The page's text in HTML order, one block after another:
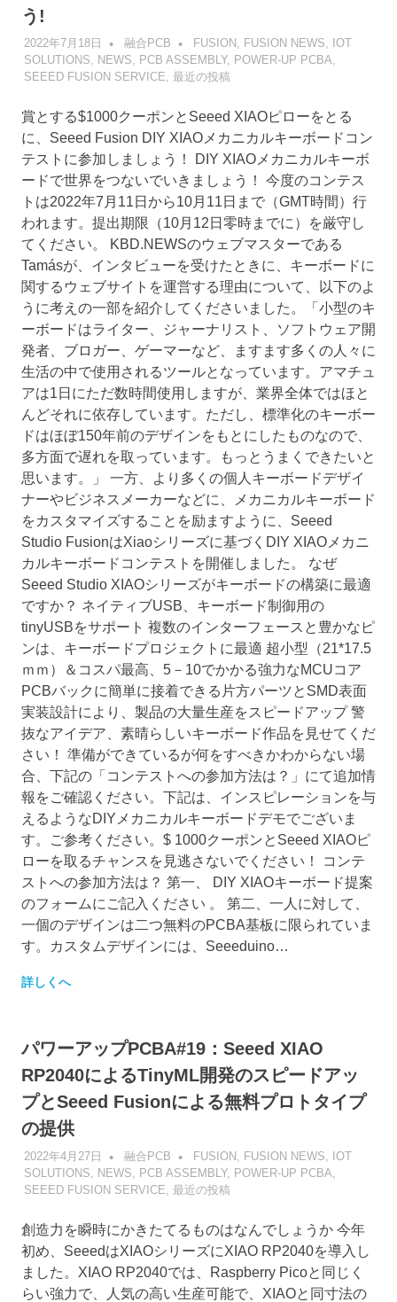
う!
2022年7月18日 融合PCB FUSION , FUSION NEWS, IOT
SOLUTIONS, NEWS, PCB ASSEMBLY, POWER-UP PCBA,
SEEED FUSION SERVICE, 最近の投稿
賞とする$1000クーポンとSeeed XIAOピローをとる
に、Seeed Fusion DIY XIAOメカニカルキーボードコン
テストに参加しましょう！ DIY XIAOメカニカルキーボ
ードで世界をつないでいきましょう！ 今度のコンテス
トは2022年7月11日から10月11日まで（GMT時間）行
われます。提出期限（10月12日零時までに）を厳守し
てください。 KBD.NEWSのウェブマスターである
Tamásが、インタビューを受けたときに、キーボードに
関するウェブサイトを運営する理由について、以下のよ
うに考えの一部を紹介してくださいました。「小型のキ
ーボードはライター、ジャーナリスト、ソフトウェア開
発者、ブロガー、ゲーマーなど、ますます多くの人々に
生活の中で使用されるツールとなっています。アマチュ
アは1日にただ数時間使用しますが、業界全体ではほと
んどそれに依存しています。ただし、標準化のキーボー
ドはほぼ150年前のデザインをもとにしたものなので、
多方面で遅れを取っています。もっとうまくできたいと
思います。」 一方、より多くの個人キーボードデザイ
ナーやビジネスメーカーなどに、メカニカルキーボード
をカスタマイズすることを励ますように、Seeed
Studio FusionはXiaoシリーズに基づくDIY XIAOメカニ
カルキーボードコンテストを開催しました。 なぜ
Seeed Studio XIAOシリーズがキーボードの構築に最適
ですか？ ネイティブUSB、キーボード制御用の
tinyUSBをサポート 複数のインターフェースと豊かなピ
ンは、キーボードプロジェクトに最適 超小型（21*17.5
ｍｍ）＆コスパ最高、5－10でかかる強力なMCUコア
PCBバックに簡単に接着できる片方パーツとSMD表面
実装設計により、製品の大量生産をスピードアップ 警
抜なアイデア、素晴らしいキーボード作品を見せてくだ
さい！ 準備ができているが何をすべきかわからない場
合、下記の「コンテストへの参加方法は？」にて追加情
報をご確認ください。下記は、インスピレーションを与
えるようなDIYメカニカルキーボードデモでございま
す。ご参考ください。$ 1000クーポンとSeeed XIAOピ
ローを取るチャンスを見逃さないでください！ コンテ
ストへの参加方法は？ 第一、 DIY XIAOキーボード提案
のフォームにご記入ください 。 第二、一人に対して、
一個のデザインは二つ無料のPCBA基板に限られていま
す。カスタムデザインには、Seeeduino…
詳しくへ
パワーアップPCBA#19：Seeed XIAO
RP2040によるTinyML開発のスピードアッ
プとSeeed Fusionによる無料プロトタイプ
の提供
2022年4月27日 融合PCB FUSION, FUSION NEWS
IOT
SOLUTIONS
NEWS PCB ASSEMBLY, POWER-UP PCBA
SEEED FUSION SERVICE 最近の投稿
創造力を瞬時にかきたてるものはなんでしょうか 今年
初め、SeeedはXIAOシリーズにXIAO RP2040を導入し
ました。XIAO RP2040では、Raspberry Picoと同じく
らい強力で、人気の高い生産可能で、XIAOと同寸法の